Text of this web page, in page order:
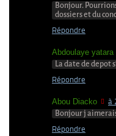
Bonjour.
dossiers et du
Répondre
Abdoulaye yatara
La date de depot
Répondre
Abou Diacko à
Bonjour j
Répondre